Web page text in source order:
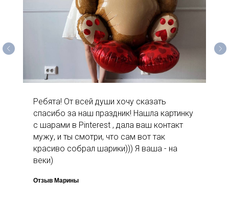
Ребята! От всей души хочу сказать
спасибо за наш праздник! Нашла картинку
с шарами в Pinterest , дала ваш контакт
мужу, и ты смотри, что сам вот так
красиво собрал шарики))) Я ваша - на
веки)
Отзыв Марины